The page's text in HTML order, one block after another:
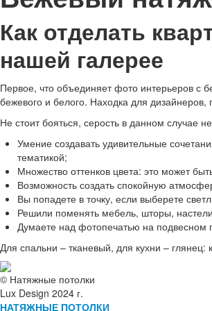
Как отделать
нашей галерее
Первое, что объединяет фото интерьеров с
бежевого и белого. Находка для
Не стоит бояться, серость в данном случае
Умение создавать удивительные
тематикой;
Множество оттенков цвета: это может
Возможность создать спокойную
Вы попадете в точку, если выберете
Решили поменять мебель, шторы,
Думаете над фотопечатью на
Для спальни – тканевый, для кухни –
© Натяжные потолки
Lux Design 2024 г.
НАТЯЖНЫЕ ПОТОЛКИ